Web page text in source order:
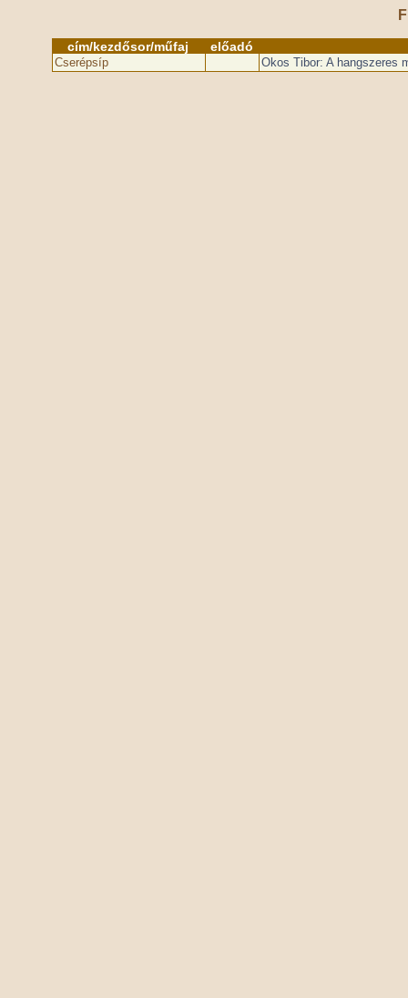
cím/kezdősor/műfaj előadó
Cserépsíp Okos Tibor: A hangszeres